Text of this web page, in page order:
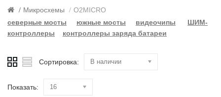
Микросхемы
O2MICRO
северные мосты
южные мосты видеочипы
ШИМ-
контроллеры
контроллеры заряда батареи
Сортировка: В наличии
Показать: 16